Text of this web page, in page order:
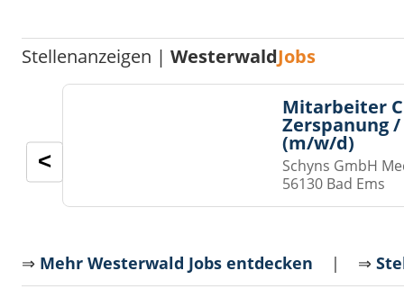
Stellenanzeigen |WesterwaldJobs
Mitarbeiter
Zerspanung
(m/w/d)
Schyns GmbH
56130 Bad Ems
<
⇒ Mehr Westerwald Jobs entdecken | ⇒